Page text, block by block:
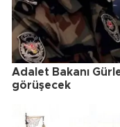
Adalet Bakanı
görüşecek